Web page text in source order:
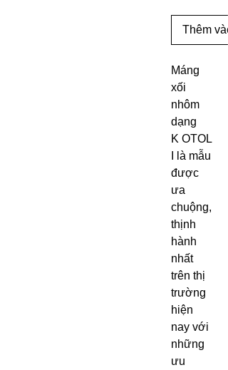
Thêm
Máng
xối
nhôm
dạng
K OTOL
I là mẫu
được
ưa
chuộng,
thịnh
hành
nhất
trên thị
trường
hiện
nay với
những
ưu